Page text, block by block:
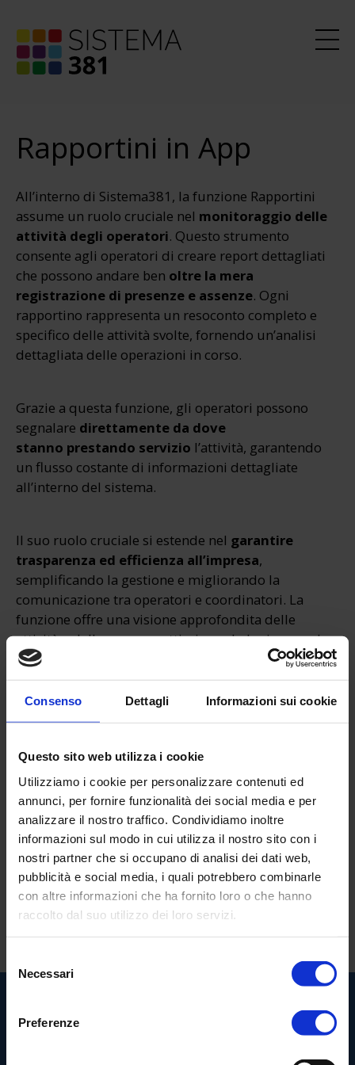
Consenso Dettagli Informazioni sui cookie
Questo sito web utilizza i cookie
Utilizziamo i cookie per personalizzare contenuti ed
annunci, per fornire funzionalità dei social media e per
analizzare il nostro traffico. Condividiamo inoltre
informazioni sul modo in cui utilizza il nostro sito con i
nostri partner che si occupano di analisi dei dati web,
pubblicità e social media, i quali potrebbero combinarle
con altre informazioni che ha fornito loro o che hanno
raccolto dal suo utilizzo dei loro servizi.
delNecessari
Preferenze
Rapportini in App
All’interno di Sistema381, la funzione Rapportini
assume un ruolo cruciale nel monitoraggio delle
attività degli operatori. Questo strumento
consente agli operatori di creare report dettagliati
che possono andare ben oltre la mera
registrazione di presenze e assenze. Ogni
rapportino rappresenta un resoconto completo e
specifico delle attività svolte, fornendo un’analisi
dettagliata delle operazioni in corso.
Grazie a questa funzione, gli operatori possono
segnalare direttamente da dove
stanno prestando servizio l’attività, garantendo
un flusso costante di informazioni dettagliate
all’interno del sistema.
Il suo ruolo cruciale si estende nel garantire
trasparenza ed efficienza all’impresa,
semplificando la gestione e migliorando la
comunicazione tra operatori e coordinatori. La
funzione offre una visione approfondita delle
attività e delle assenze, ottimizzando le risorse e le
operazioni complessive.